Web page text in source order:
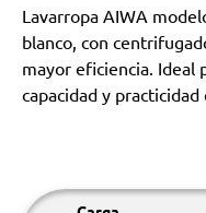
Lavarropa AIWA
blanco, con
mayor eficiencia. Ideal
capacidad y practicidad